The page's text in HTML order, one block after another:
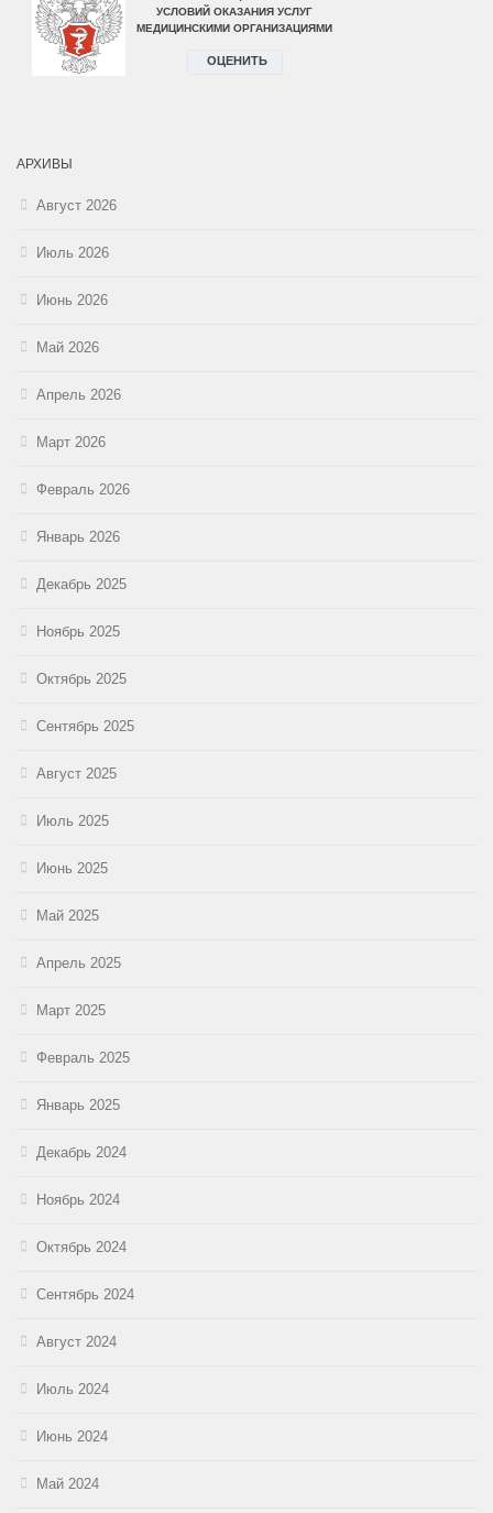
АРХИВЫ
Август 2026
Июль 2026
Июнь 2026
Май 2026
Апрель 2026
Март 2026
Февраль 2026
Январь 2026
Декабрь 2025
Ноябрь 2025
Октябрь 2025
Сентябрь 2025
Август 2025
Июль 2025
Июнь 2025
Май 2025
Апрель 2025
Март 2025
Февраль 2025
Январь 2025
Декабрь 2024
Ноябрь 2024
Октябрь 2024
Сентябрь 2024
Август 2024
Июль 2024
Июнь 2024
Май 2024